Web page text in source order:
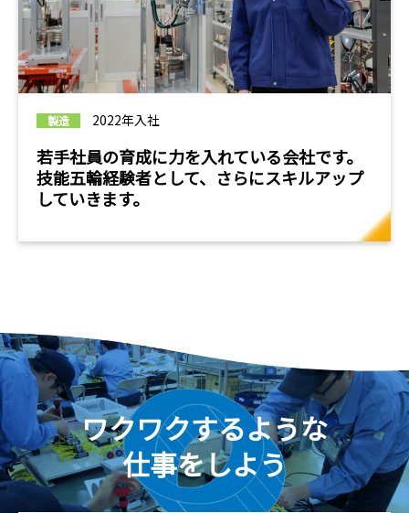
製造 2022年入社
若手社員の育成に力を入れている会社です。
技能五輪経験者として、さらにスキルアップ
していきます。
ワクワクするような
仕事をしよう